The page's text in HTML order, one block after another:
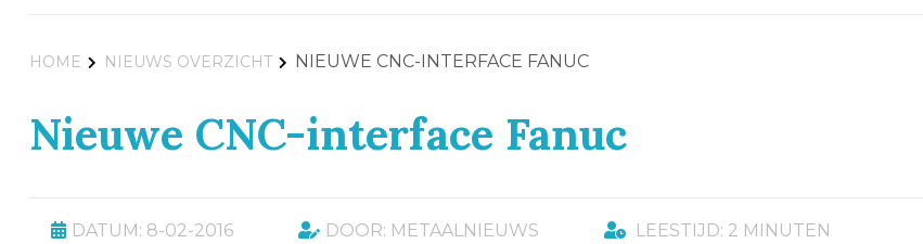
HOME NIEUWS OVERZICHT NIEUWE CNC-INTERFACE FANUC
Nieuwe CNC-interface Fanuc
DATUM: 8-02-2016 DOOR: METAALNIEUWS LEESTIJD: 2 MINUTEN